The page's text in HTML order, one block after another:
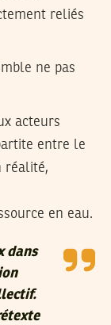
reliés
ne pas
acteurs
entre le
réalité,
en eau.
dans